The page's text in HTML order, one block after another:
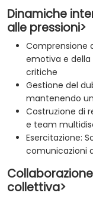
Dinamiche
alle pressioni>
Comprensione
emotiva e
critiche
Gestione del
mantenendo
Costruzione di
e team
Esercitazione:
comunicazioni
collettiva>